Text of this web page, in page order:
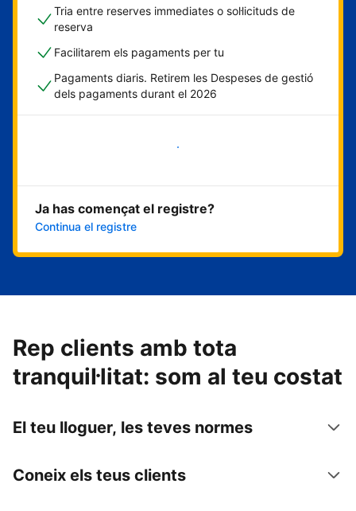
Tria entre reserves immediates o sol·licituds de
reserva
Facilitarem els pagaments per tu
Pagaments diaris. Retirem les Despeses de gestió
dels pagaments durant el 2026
Comença ara
Ja has començat el registre?
Continua el registre
Rep clients amb tota
tranquil·litat: som al teu costat
El teu lloguer, les teves normes
Coneix els teus clients